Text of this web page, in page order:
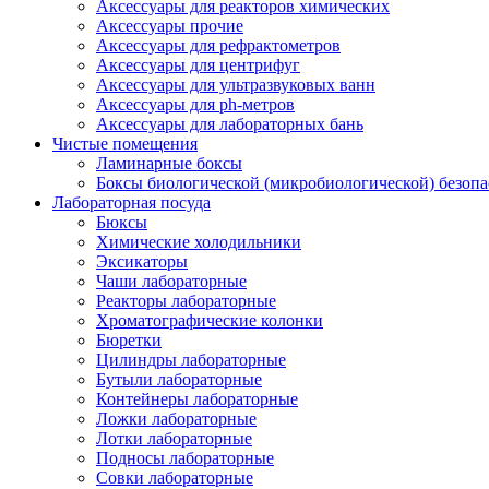
Аксессуары для реакторов химических
Аксессуары прочие
Аксессуары для рефрактометров
Аксессуары для центрифуг
Аксессуары для ультразвуковых ванн
Аксессуары для ph-метров
Аксессуары для лабораторных бань
Чистые помещения
Ламинарные боксы
Боксы биологической (микробиологической)
Лабораторная посуда
Бюксы
Химические холодильники
Эксикаторы
Чаши лабораторные
Реакторы лабораторные
Хроматографические колонки
Бюретки
Цилиндры лабораторные
Бутыли лабораторные
Контейнеры лабораторные
Ложки лабораторные
Лотки лабораторные
Подносы лабораторные
Совки лабораторные